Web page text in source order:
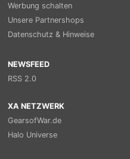
Werbung schalten
Unsere Partnershops
Datenschutz & Hinweise
NEWSFEED
RSS 2.0
XA NETZWERK
GearsofWar.de
Halo Universe